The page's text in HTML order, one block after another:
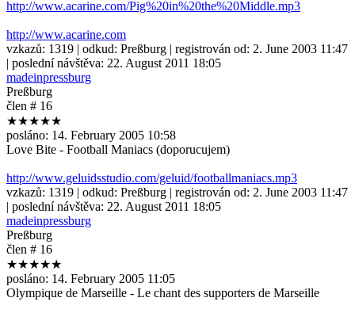
http://www.acarine.com/Pig%20in%20the%20Middle.mp3
http://www.acarine.com
vzkazů: 1319 | odkud: Preßburg | registrován od: 2. June 2003 11:47
| poslední návštěva: 22. August 2011 18:05
madeinpressburg
Preßburg
člen # 16
★★★★★
posláno: 14. February 2005 10:58
Love Bite - Football Maniacs (doporucujem)
http://www.geluidsstudio.com/geluid/footballmaniacs.mp3
vzkazů: 1319 | odkud: Preßburg | registrován od: 2. June 2003 11:47
| poslední návštěva: 22. August 2011 18:05
madeinpressburg
Preßburg
člen # 16
★★★★★
posláno: 14. February 2005 11:05
Olympique de Marseille - Le chant des supporters de Marseille